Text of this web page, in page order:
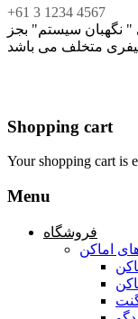
+61 3 1234 4567
" نگهبان سیستم" بجز
متخلف می باشد
Shopping cart
Your shopping cart is
Menu
فروشگاه
اماکن